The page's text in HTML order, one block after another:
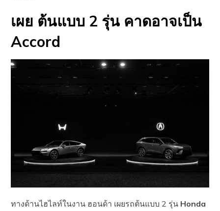
เผย ต้นแบบ 2 รุ่น คาดอาจเป็น
Accord
ทางด้านไฮไลท์ในงาน ฮอนด้า เผยรถต้นแบบ 2 รุ่น Honda